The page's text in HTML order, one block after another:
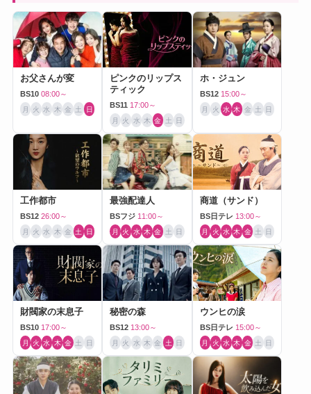
お父さんが変
BS10 08:00～
月 火 水 木 金 土 日
ピンクのリップス
ティック
BS11 17:00～
月 火 水 木 金 土 日
ホ・ジュン
BS12 15:00～
月 火 水 木 金 土 日
工作都市
BS12 26:00～
月 火 水 木 金 土 日
最強配達人
BSフジ 11:00～
月 火 水 木 金 土 日
商道（サンド）
BS日テレ 13:00～
月 火 水 木 金 土 日
財閥家の末息子
BS10 17:00～
月 火 水 木 金 土 日
秘密の森
BS12 13:00～
月 火 水 木 金 土 日
ウンヒの涙
BS日テレ 15:00～
月 火 水 木 金 土 日